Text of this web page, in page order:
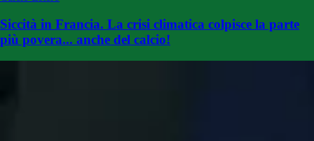
Siccità in Francia. La crisi climatica colpisce la parte
più povera... anche del calcio!